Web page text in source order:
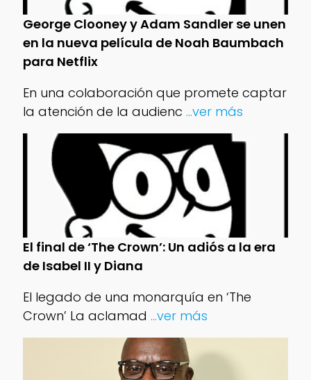
George Clooney y Adam Sandler se unen
en la nueva película de Noah Baumbach
para Netflix
En una colaboración que promete captar
la atención de la audienc ...ver más
El final de ‘The Crown’: Un adiós a la era
de Isabel II y Diana
El legado de una monarquía en ‘The
Crown’ La aclamad ...ver más